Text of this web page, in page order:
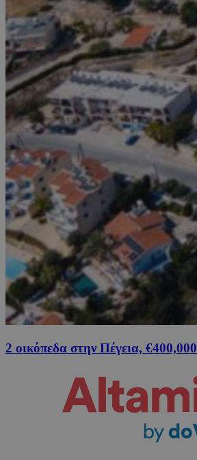
2 οικόπεδα στην Πέγεια, €400,000